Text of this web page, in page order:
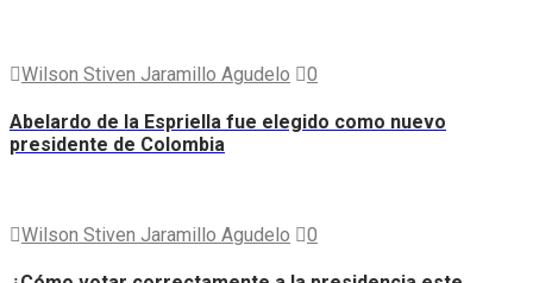
Wilson Stiven Jaramillo Agudelo 0
Abelardo de la Espriella fue elegido como nuevo
presidente de Colombia
Wilson Stiven Jaramillo Agudelo 0